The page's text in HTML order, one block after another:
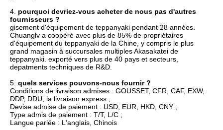
4. pourquoi devriez-vous acheter de nous pas d'autres
fournisseurs ?
gisement d'équipement de teppanyaki pendant 28 années.
Chuanglv a coopéré avec plus de 85% de propriétaires
d'équipement du teppanyaki de la Chine, y compris le plus
grand magasin à succursales multiples Akasakatei de
teppanyaki. exporté vers plus de 40 pays et secteurs,
depatments techniques de R&D.
5. quels services pouvons-nous fournir ?
Conditions de livraison admises : GOUSSET, CFR, CAF, EXW,
DDP, DDU, la livraison express ;
Devise admise de paiement : USD, EUR, HKD, CNY ;
Type admis de paiement : T/T, L/C ;
Langue parlée : L'anglais, Chinois